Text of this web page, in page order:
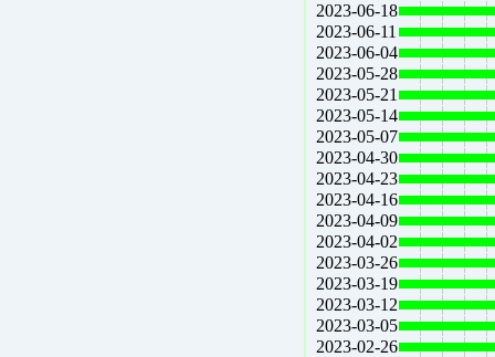
2023-06-18
2023-06-11
2023-06-04
2023-05-28
2023-05-21
2023-05-14
2023-05-07
2023-04-30
2023-04-23
2023-04-16
2023-04-09
2023-04-02
2023-03-26
2023-03-19
2023-03-12
2023-03-05
2023-02-26